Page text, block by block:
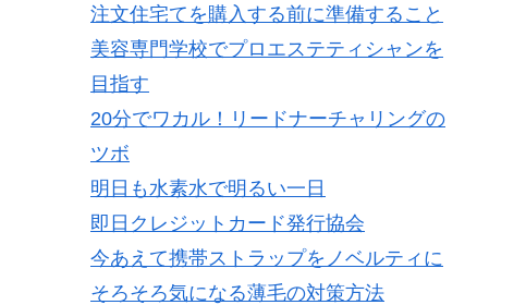
注文住宅てを購入する前に準備すること
美容専門学校でプロエステティシャンを
目指す
20分でワカル！リードナーチャリングの
ツボ
明日も水素水で明るい一日
即日クレジットカード発行協会
今あえて携帯ストラップをノベルティに
そろそろ気になる薄毛の対策方法